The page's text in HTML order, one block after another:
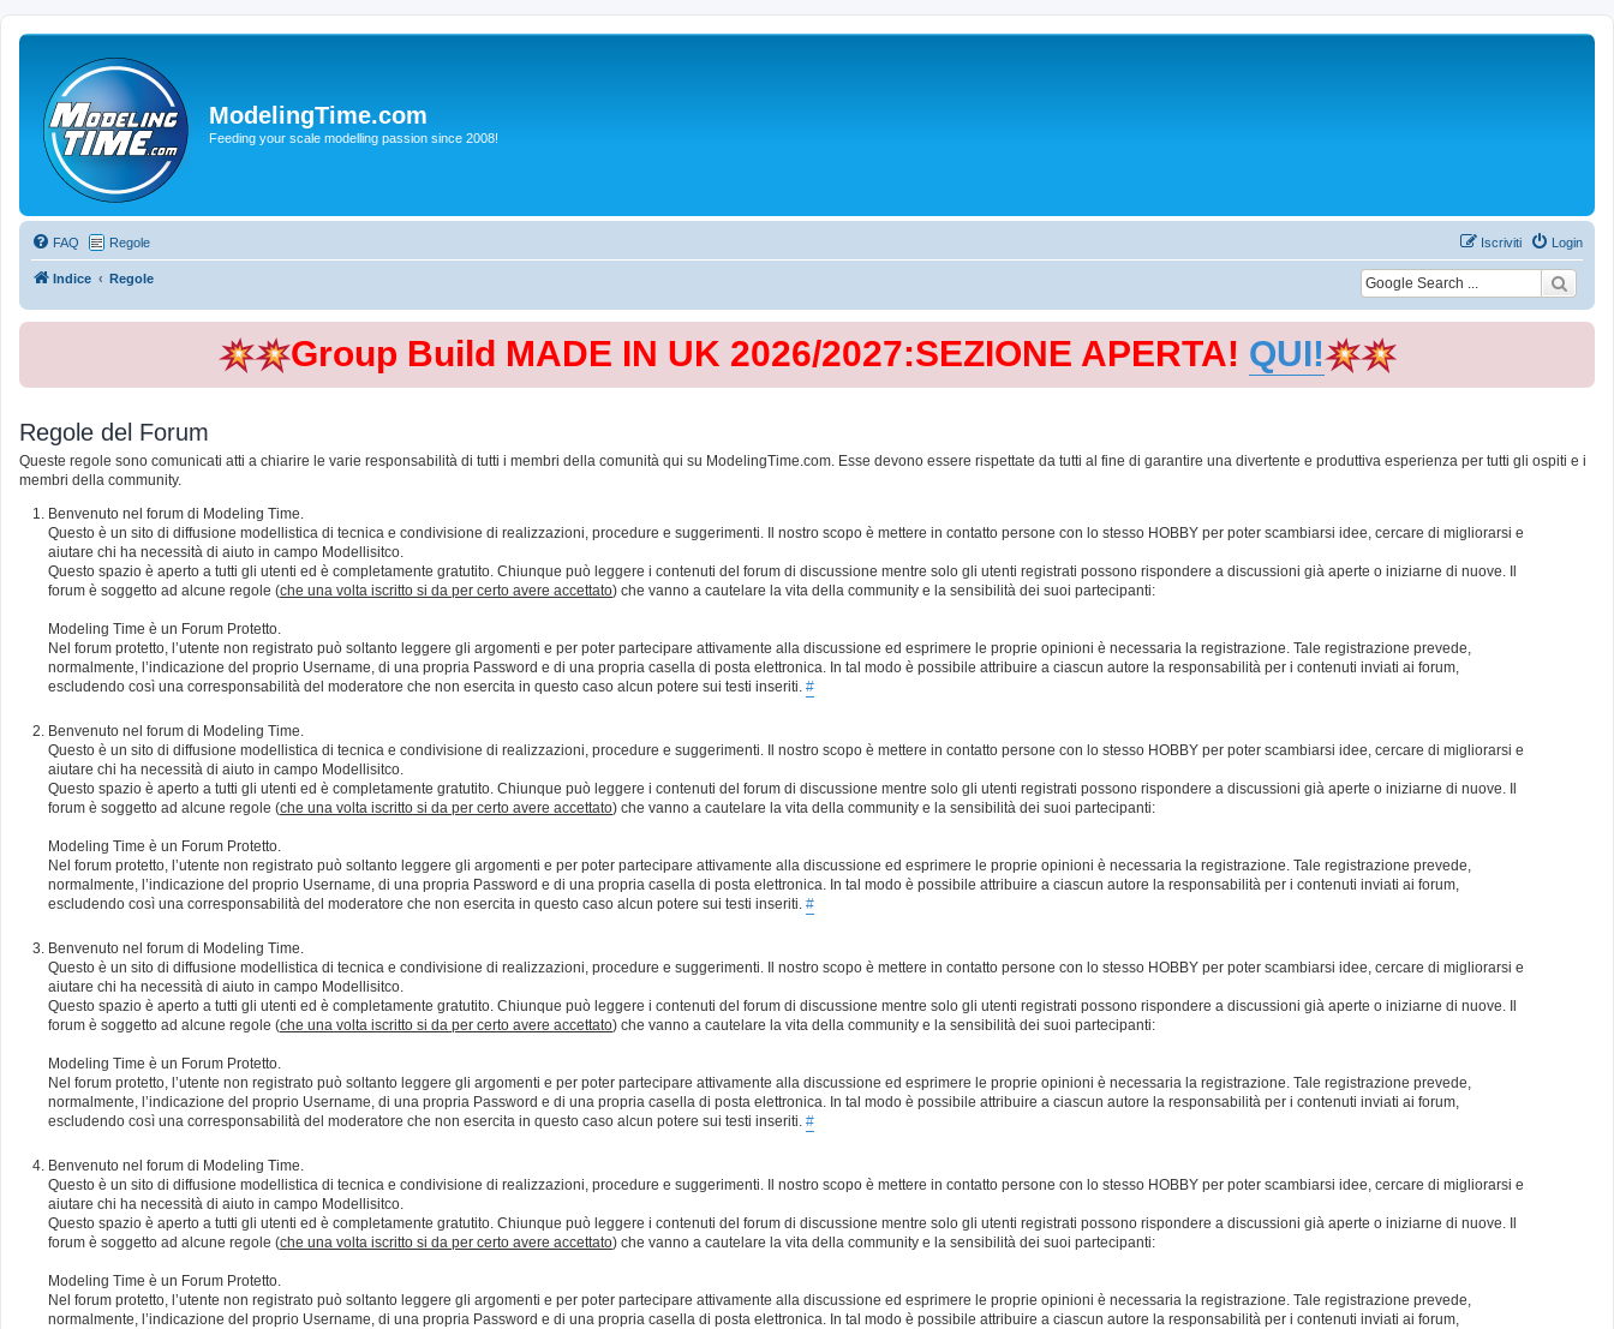
ModelingTime.com
Feeding your scale modelling passion since 2008!
FAQ Regole Login
Iscriviti
Indice Regole
Group Build MADE IN UK 2026/2027:SEZIONE APERTA! QUI!
Regole del Forum
Queste regole sono comunicati atti a chiarire le varie responsabilità di tutti i membri della comunità qui su ModelingTime.com. Esse devono essere rispettate da tutti al fine di garantire una divertente e produttiva esperienza per tutti gli ospiti e i
membri della community.
Benvenuto nel forum di Modeling Time.
Questo è un sito di diffusione modellistica di tecnica e condivisione di realizzazioni, procedure e suggerimenti. Il nostro scopo è mettere in contatto persone con lo stesso HOBBY per poter scambiarsi idee, cercare di migliorarsi e
aiutare chi ha necessità di aiuto in campo Modellisitco.
Questo spazio è aperto a tutti gli utenti ed è completamente gratutito. Chiunque può leggere i contenuti del forum di discussione mentre solo gli utenti registrati possono rispondere a discussioni già aperte o iniziarne di nuove. Il
forum è soggetto ad alcune regole (che una volta iscritto si da per certo avere accettato) che vanno a cautelare la vita della community e la sensibilità dei suoi partecipanti:
Modeling Time è un Forum Protetto.
Nel forum protetto, l’utente non registrato può soltanto leggere gli argomenti e per poter partecipare attivamente alla discussione ed esprimere le proprie opinioni è necessaria la registrazione. Tale registrazione prevede,
normalmente, l’indicazione del proprio Username, di una propria Password e di una propria casella di posta elettronica. In tal modo è possibile attribuire a ciascun autore la responsabilità per i contenuti inviati ai forum,
escludendo così una corresponsabilità del moderatore che non esercita in questo caso alcun potere sui testi inseriti. #
Benvenuto nel forum di Modeling Time.
Questo è un sito di diffusione modellistica di tecnica e condivisione di realizzazioni, procedure e suggerimenti. Il nostro scopo è mettere in contatto persone con lo stesso HOBBY per poter scambiarsi idee, cercare di migliorarsi e
aiutare chi ha necessità di aiuto in campo Modellisitco.
Questo spazio è aperto a tutti gli utenti ed è completamente gratutito. Chiunque può leggere i contenuti del forum di discussione mentre solo gli utenti registrati possono rispondere a discussioni già aperte o iniziarne di nuove. Il
forum è soggetto ad alcune regole (che una volta iscritto si da per certo avere accettato) che vanno a cautelare la vita della community e la sensibilità dei suoi partecipanti:
Modeling Time è un Forum Protetto.
Nel forum protetto, l’utente non registrato può soltanto leggere gli argomenti e per poter partecipare attivamente alla discussione ed esprimere le proprie opinioni è necessaria la registrazione. Tale registrazione prevede,
normalmente, l’indicazione del proprio Username, di una propria Password e di una propria casella di posta elettronica. In tal modo è possibile attribuire a ciascun autore la responsabilità per i contenuti inviati ai forum,
escludendo così una corresponsabilità del moderatore che non esercita in questo caso alcun potere sui testi inseriti. #
Benvenuto nel forum di Modeling Time.
Questo è un sito di diffusione modellistica di tecnica e condivisione di realizzazioni, procedure e suggerimenti. Il nostro scopo è mettere in contatto persone con lo stesso HOBBY per poter scambiarsi idee, cercare di migliorarsi e
aiutare chi ha necessità di aiuto in campo Modellisitco.
Questo spazio è aperto a tutti gli utenti ed è completamente gratutito. Chiunque può leggere i contenuti del forum di discussione mentre solo gli utenti registrati possono rispondere a discussioni già aperte o iniziarne di nuove. Il
forum è soggetto ad alcune regole (che una volta iscritto si da per certo avere accettato) che vanno a cautelare la vita della community e la sensibilità dei suoi partecipanti:
Modeling Time è un Forum Protetto.
Nel forum protetto, l’utente non registrato può soltanto leggere gli argomenti e per poter partecipare attivamente alla discussione ed esprimere le proprie opinioni è necessaria la registrazione. Tale registrazione prevede,
normalmente, l’indicazione del proprio Username, di una propria Password e di una propria casella di posta elettronica. In tal modo è possibile attribuire a ciascun autore la responsabilità per i contenuti inviati ai forum,
escludendo così una corresponsabilità del moderatore che non esercita in questo caso alcun potere sui testi inseriti. #
Benvenuto nel forum di Modeling Time.
Questo è un sito di diffusione modellistica di tecnica e condivisione di realizzazioni, procedure e suggerimenti. Il nostro scopo è mettere in contatto persone con lo stesso HOBBY per poter scambiarsi idee, cercare di migliorarsi e
aiutare chi ha necessità di aiuto in campo Modellisitco.
Questo spazio è aperto a tutti gli utenti ed è completamente gratutito. Chiunque può leggere i contenuti del forum di discussione mentre solo gli utenti registrati possono rispondere a discussioni già aperte o iniziarne di nuove. Il
forum è soggetto ad alcune regole (che una volta iscritto si da per certo avere accettato) che vanno a cautelare la vita della community e la sensibilità dei suoi partecipanti:
Modeling Time è un Forum Protetto.
Nel forum protetto, l’utente non registrato può soltanto leggere gli argomenti e per poter partecipare attivamente alla discussione ed esprimere le proprie opinioni è necessaria la registrazione. Tale registrazione prevede,
normalmente, l’indicazione del proprio Username, di una propria Password e di una propria casella di posta elettronica. In tal modo è possibile attribuire a ciascun autore la responsabilità per i contenuti inviati ai forum,